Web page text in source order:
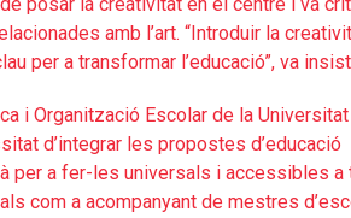
posar la creativitat en el centre i va
amb l’art. “Introduir la
per a transformar l’educació”, va
i Organització Escolar de la
d’integrar les propostes d’educació
per a fer-les universals i accessibles
com a acompanyant de mestres